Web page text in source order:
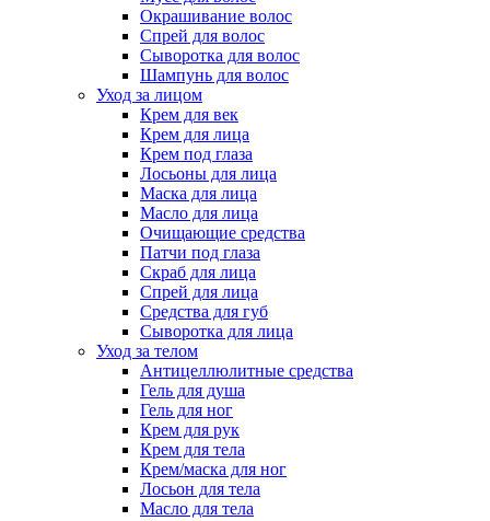
Окрашивание волос
Спрей для волос
Сыворотка для волос
Шампунь для волос
Уход за лицом
Крем для век
Крем для лица
Крем под глаза
Лосьоны для лица
Маска для лица
Масло для лица
Очищающие средства
Патчи под глаза
Скраб для лица
Спрей для лица
Средства для губ
Сыворотка для лица
Уход за телом
Антицеллюлитные средства
Гель для душа
Гель для ног
Крем для рук
Крем для тела
Крем/маска для ног
Лосьон для тела
Масло для тела